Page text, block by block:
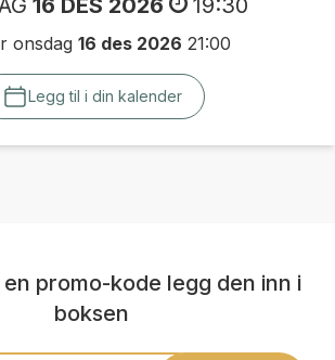
16 DES 2026 19:30
onsdag16 des 2026 21:00
Legg til i din kalender
promo-kode legg den inn i
boksen